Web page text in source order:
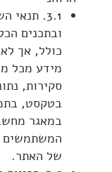
3.1.
ובתכנים
כולל, אך
מידע מכל
סקירות,
בטקסט,
במאגר
המשתמשים
של האתר.